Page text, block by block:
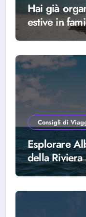
Hai già
estive in
scegliere
Consigli di
Esplorare
della